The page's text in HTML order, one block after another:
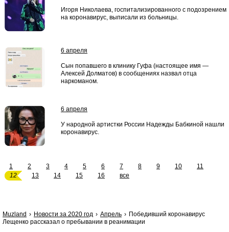
Игоря Николаева, госпитализированного с подозрением
на коронавирус, выписали из больницы.
6 апреля
Сын попавшего в клинику Гуфа (настоящее имя —
Алексей Долматов) в сообщениях назвал отца
наркоманом.
6 апреля
У народной артистки России Надежды Бабкиной нашли
коронавирус.
1 2 3 4 5 6 7 8 9 10
11
12
13 14 15 16 все
Muzland Новости за 2020 год Апрель
Победивший коронавирус
Лещенко рассказал о пребывании в реанимации